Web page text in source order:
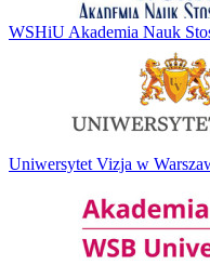
WSHiU Akademia Nauk
Uniwersytet Vizja w